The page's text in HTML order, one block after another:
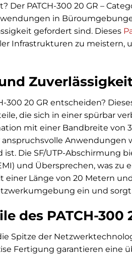
PATCH-300 20 GR –
in
gefordert sind. Dieses
Infrastrukturen zu meistern,
300 20 GR entscheiden?
die sich in einer spürbar
mit einer Bandbreite von
Anwendungen
ist. Die SF/UTP-Abschirmung
und Übersprechen, was zu
Länge von 20 Metern
ein und
des PATCH-300
Spitze der
Fertigung garantieren eine